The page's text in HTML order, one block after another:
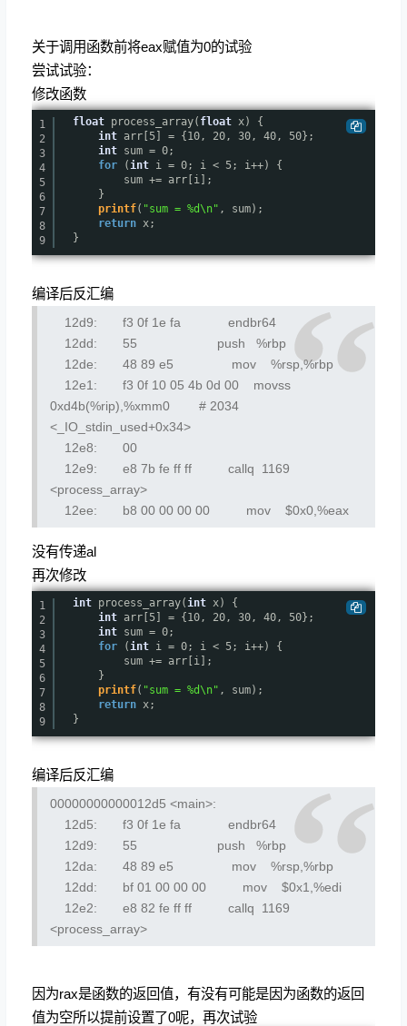
关于调用函数前将eax赋值为0的试验
尝试试验：
修改函数
1
2
3
4
5
6
7
8
9
float process_array( float x) {
int arr[5] = {10, 20, 30, 40, 50};
int sum = 0;
for
( int i = 0; i < 5; i++) {
sum += arr[i];
}
printf( "sum = %d\n" , sum);
return x;
}
编译后反汇编
12d9: f3 0f 1e fa endbr64
12dd: 55 push %rbp
12de: 48 89 e5 mov %rsp,%rbp
12e1: f3 0f 10 05 4b 0d 00 movss
0xd4b(%rip),%xmm0 # 2034
<_IO_stdin_used+0x34>
12e8: 00
12e9: e8 7b fe ff ff callq 1169
<process_array>
12ee: b8 00 00 00 00 mov $0x0,%eax
没有传递al
再次修改
1
2
3
4
5
6
7
8
9
int process_array( int x) {
int arr[5] = {10, 20, 30, 40, 50};
int sum = 0;
for
( int i = 0; i < 5; i++) {
sum += arr[i];
}
printf( "sum = %d\n" , sum);
return x;
}
编译后反汇编
00000000000012d5 <main>:
12d5: f3 0f 1e fa endbr64
12d9: 55 push %rbp
12da: 48 89 e5 mov %rsp,%rbp
12dd: bf 01 00 00 00 mov $0x1,%edi
12e2: e8 82 fe ff ff callq 1169
<process_array>
因为rax是函数的返回值，有没有可能是因为函数的返回
值为空所以提前设置了0呢，再次试验